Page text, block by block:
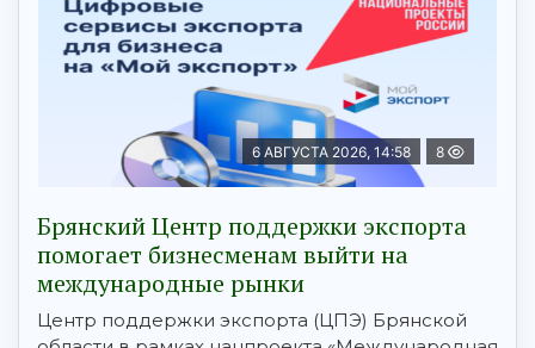
6 АВГУСТА 2026, 14:58 8
Брянский Центр поддержки экспорта
помогает бизнесменам выйти на
международные рынки
Центр поддержки экспорта (ЦПЭ) Брянской